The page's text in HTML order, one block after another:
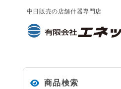
中日販売の店舗什器専門店
商品検索